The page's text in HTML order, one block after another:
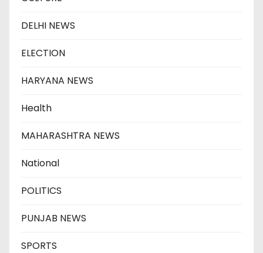
DELHI NEWS
ELECTION
HARYANA NEWS
Health
MAHARASHTRA NEWS
National
POLITICS
PUNJAB NEWS
SPORTS